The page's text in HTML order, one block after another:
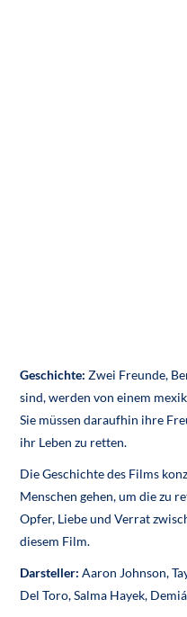
Geschichte:Zwei Freunde,
sind, werden von einem
Sie müssen daraufhin ihre
ihr Leben zu retten.
Die Geschichte des Films
Menschen gehen, um die zu
Opfer, Liebe und Verrat
diesem Film.
Darsteller:Aaron Johnson,
Del Toro, Salma Hayek,